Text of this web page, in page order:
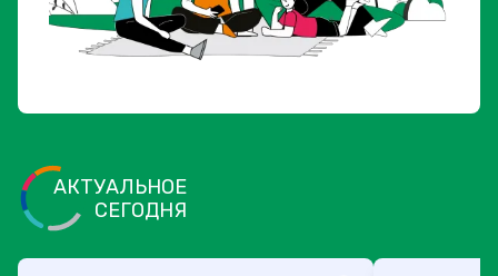
АКТУАЛЬНОЕ
СЕГОДНЯ